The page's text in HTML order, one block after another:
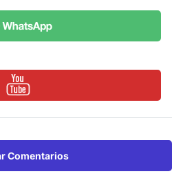
Comentarios